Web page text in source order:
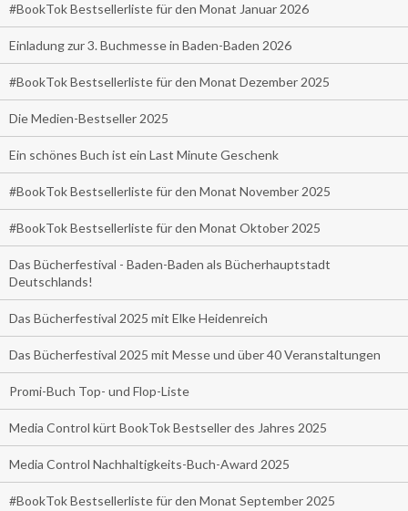
#BookTok Bestsellerliste für den Monat Januar 2026
Einladung zur 3. Buchmesse in Baden-Baden 2026
#BookTok Bestsellerliste für den Monat Dezember 2025
Die Medien-Bestseller 2025
Ein schönes Buch ist ein Last Minute Geschenk
#BookTok Bestsellerliste für den Monat November 2025
#BookTok Bestsellerliste für den Monat Oktober 2025
Das Bücherfestival - Baden-Baden als Bücherhauptstadt
Deutschlands!
Das Bücherfestival 2025 mit Elke Heidenreich
Das Bücherfestival 2025 mit Messe und über 40 Veranstaltungen
Promi-Buch Top- und Flop-Liste
Media Control kürt BookTok Bestseller des Jahres 2025
Media Control Nachhaltigkeits-Buch-Award 2025
#BookTok Bestsellerliste für den Monat September 2025